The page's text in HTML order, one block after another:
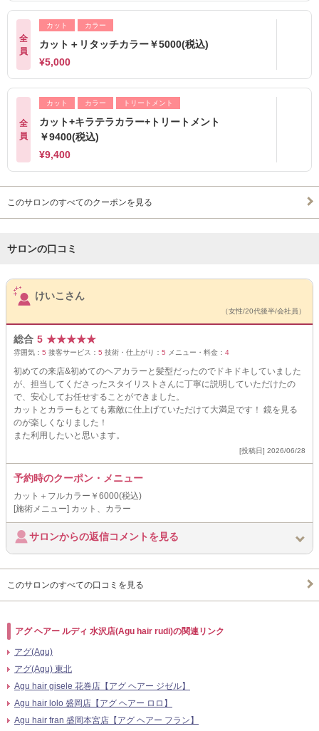
全
員
カット カラー
カット＋リタッチカラー￥5000(税込)
¥5,000
全
員
カット カラー トリートメント
カット+キラテラカラー+トリートメント
￥9400(税込)
¥9,400
このサロンのすべてのクーポンを見る
サロンの口コミ
サロンPick Up
けいこさん
（女性/20代後半/会社員）
総合 5 ★★★★★
雰囲気： 5 接客サービス： 5 技術・仕上がり： 5 メニュー・料金： 4
初めての来店&初めてのヘアカラーと髪型だったのでドキドキしていました
が、担当してくださったスタイリストさんに丁寧に説明していただけたの
で、安心してお任せすることができました。
カットとカラーもとても素敵に仕上げていただけて大満足です！ 鏡を見る
のが楽しくなりました！
また利用したいと思います。
[投稿日] 2026/06/28
予約時のクーポン・メニュー
カット＋フルカラー￥6000(税込)
[施術メニュー] カット、カラー
サロンからの返信コメントを見る
このサロンのすべての口コミを見る
アグ ヘアー ルディ 水沢店(Agu hair rudi)の関連リンク
アグ(Agu)
アグ(Agu) 東北
Agu hair gisele 花巻店【アグ ヘアー ジゼル】
Agu hair lolo 盛岡店【アグ ヘアー ロロ】
Agu hair fran 盛岡本宮店【アグ ヘアー フラン】